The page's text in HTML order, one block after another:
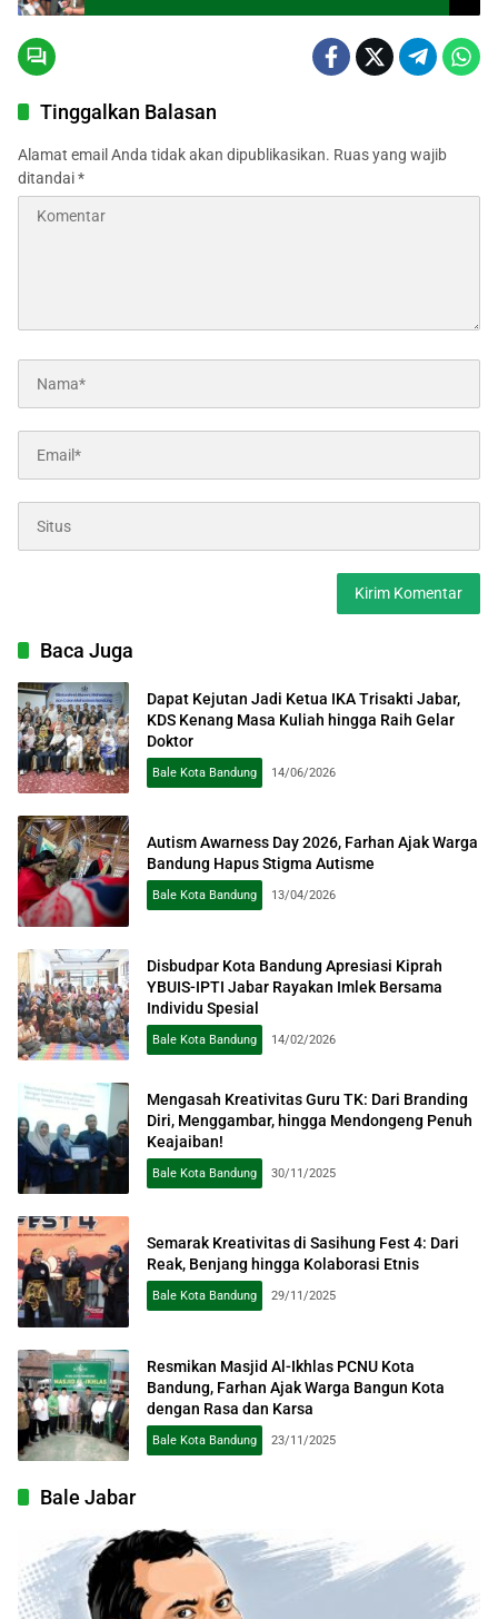
Tinggalkan Balasan
Alamat email Anda tidak akan dipublikasikan. Ruas yang wajib
ditandai*
Baca Juga
Dapat Kejutan Jadi Ketua IKA Trisakti Jabar,
KDS Kenang Masa Kuliah hingga Raih Gelar
Doktor
Bale Kota Bandung 14/06/2026
Autism Awarness Day 2026, Farhan Ajak Warga
Bandung Hapus Stigma Autisme
Bale Kota Bandung 13/04/2026
Disbudpar Kota Bandung Apresiasi Kiprah
YBUIS-IPTI Jabar Rayakan Imlek Bersama
Individu Spesial
Bale Kota Bandung 14/02/2026
Mengasah Kreativitas Guru TK: Dari Branding
Diri, Menggambar, hingga Mendongeng Penuh
Keajaiban!
Bale Kota Bandung 30/11/2025
Semarak Kreativitas di Sasihung Fest 4: Dari
Reak, Benjang hingga Kolaborasi Etnis
Bale Kota Bandung 29/11/2025
Resmikan Masjid Al-Ikhlas PCNU Kota
Bandung, Farhan Ajak Warga Bangun Kota
dengan Rasa dan Karsa
Bale Kota Bandung 23/11/2025
Bale Jabar